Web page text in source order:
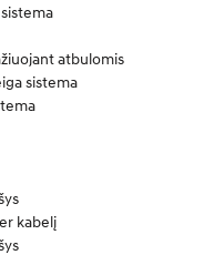
atbulomis
sistema
kabelį